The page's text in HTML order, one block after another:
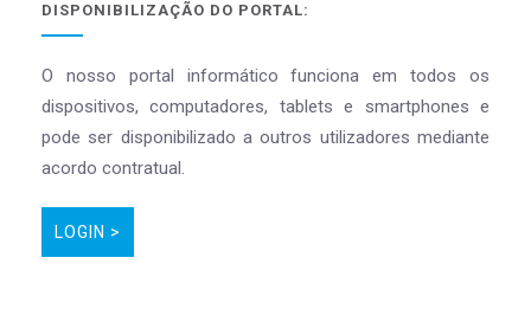
DISPONIBILIZAÇÃO DO PORTAL:
O nosso portal informático funciona em todos os
dispositivos, computadores, tablets e smartphones e
pode ser disponibilizado a outros utilizadores mediante
acordo contratual.
LOGIN >